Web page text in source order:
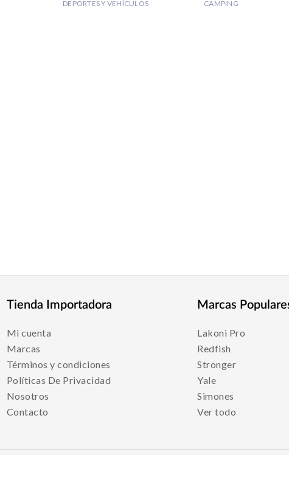
DEPORTES Y VEHÍCULOS CAMPING
Tienda Importadora
Mi cuenta
Marcas
Términos y condiciones
Políticas De Privacidad
Nosotros
Contacto
Marcas
Lakoni Pro
Redfish
Stronger
Yale
Simones
Ver todo